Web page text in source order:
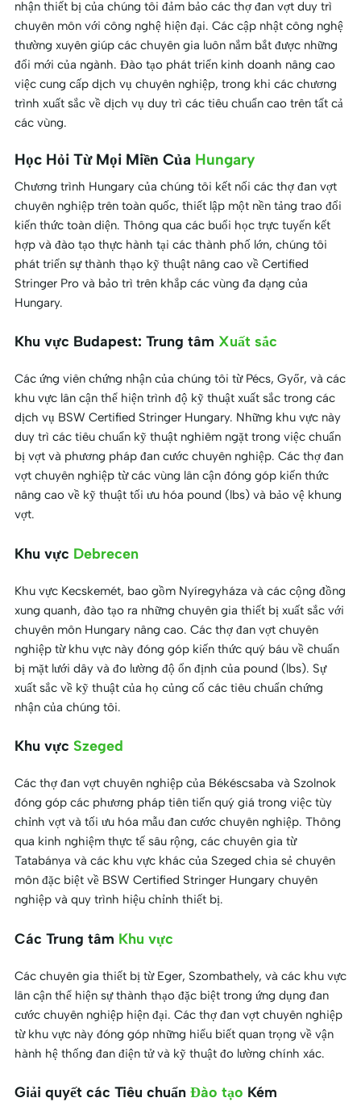
nhận thiết bị của chúng tôi đảm bảo các thợ đan vợt duy trì
chuyên môn với công nghệ hiện đại. Các cập nhật công nghệ
thường xuyên giúp các chuyên gia luôn nắm bắt được những
đổi mới của ngành. Đào tạo phát triển kinh doanh nâng cao
việc cung cấp dịch vụ chuyên nghiệp, trong khi các chương
trình xuất sắc về dịch vụ duy trì các tiêu chuẩn cao trên tất cả
các vùng.
Học Hỏi Từ Mọi Miền Của Hungary
Chương trình Hungary của chúng tôi kết nối các thợ đan vợt
chuyên nghiệp trên toàn quốc, thiết lập một nền tảng trao đổi
kiến thức toàn diện. Thông qua các buổi học trực tuyến kết
hợp và đào tạo thực hành tại các thành phố lớn, chúng tôi
phát triển sự thành thạo kỹ thuật nâng cao về Certified
Stringer Pro và bảo trì trên khắp các vùng đa dạng của
Hungary.
Khu vực Budapest: Trung tâm Xuất sắc
Các ứng viên chứng nhận của chúng tôi từ Pécs, Győr, và các
khu vực lân cận thể hiện trình độ kỹ thuật xuất sắc trong các
dịch vụ BSW Certified Stringer Hungary. Những khu vực này
duy trì các tiêu chuẩn kỹ thuật nghiêm ngặt trong việc chuẩn
bị vợt và phương pháp đan cước chuyên nghiệp. Các thợ đan
vợt chuyên nghiệp từ các vùng lân cận đóng góp kiến thức
nâng cao về kỹ thuật tối ưu hóa pound (lbs) và bảo vệ khung
vợt.
Khu vực Debrecen
Khu vực Kecskemét, bao gồm Nyíregyháza và các cộng đồng
xung quanh, đào tạo ra những chuyên gia thiết bị xuất sắc với
chuyên môn Hungary nâng cao. Các thợ đan vợt chuyên
nghiệp từ khu vực này đóng góp kiến thức quý báu về chuẩn
bị mặt lưới dây và đo lường độ ổn định của pound (lbs). Sự
xuất sắc về kỹ thuật của họ củng cố các tiêu chuẩn chứng
nhận của chúng tôi.
Khu vực Szeged
Các thợ đan vợt chuyên nghiệp của Békéscsaba và Szolnok
đóng góp các phương pháp tiên tiến quý giá trong việc tùy
chỉnh vợt và tối ưu hóa mẫu đan cước chuyên nghiệp. Thông
qua kinh nghiệm thực tế sâu rộng, các chuyên gia từ
Tatabánya và các khu vực khác của Szeged chia sẻ chuyên
môn đặc biệt về BSW Certified Stringer Hungary chuyên
nghiệp và quy trình hiệu chỉnh thiết bị.
Các Trung tâm Khu vực
Các chuyên gia thiết bị từ Eger, Szombathely, và các khu vực
lân cận thể hiện sự thành thạo đặc biệt trong ứng dụng đan
cước chuyên nghiệp hiện đại. Các thợ đan vợt chuyên nghiệp
từ khu vực này đóng góp những hiểu biết quan trọng về vận
hành hệ thống đan điện tử và kỹ thuật đo lường chính xác.
Giải quyết các Tiêu chuẩn Đào tạo Kém